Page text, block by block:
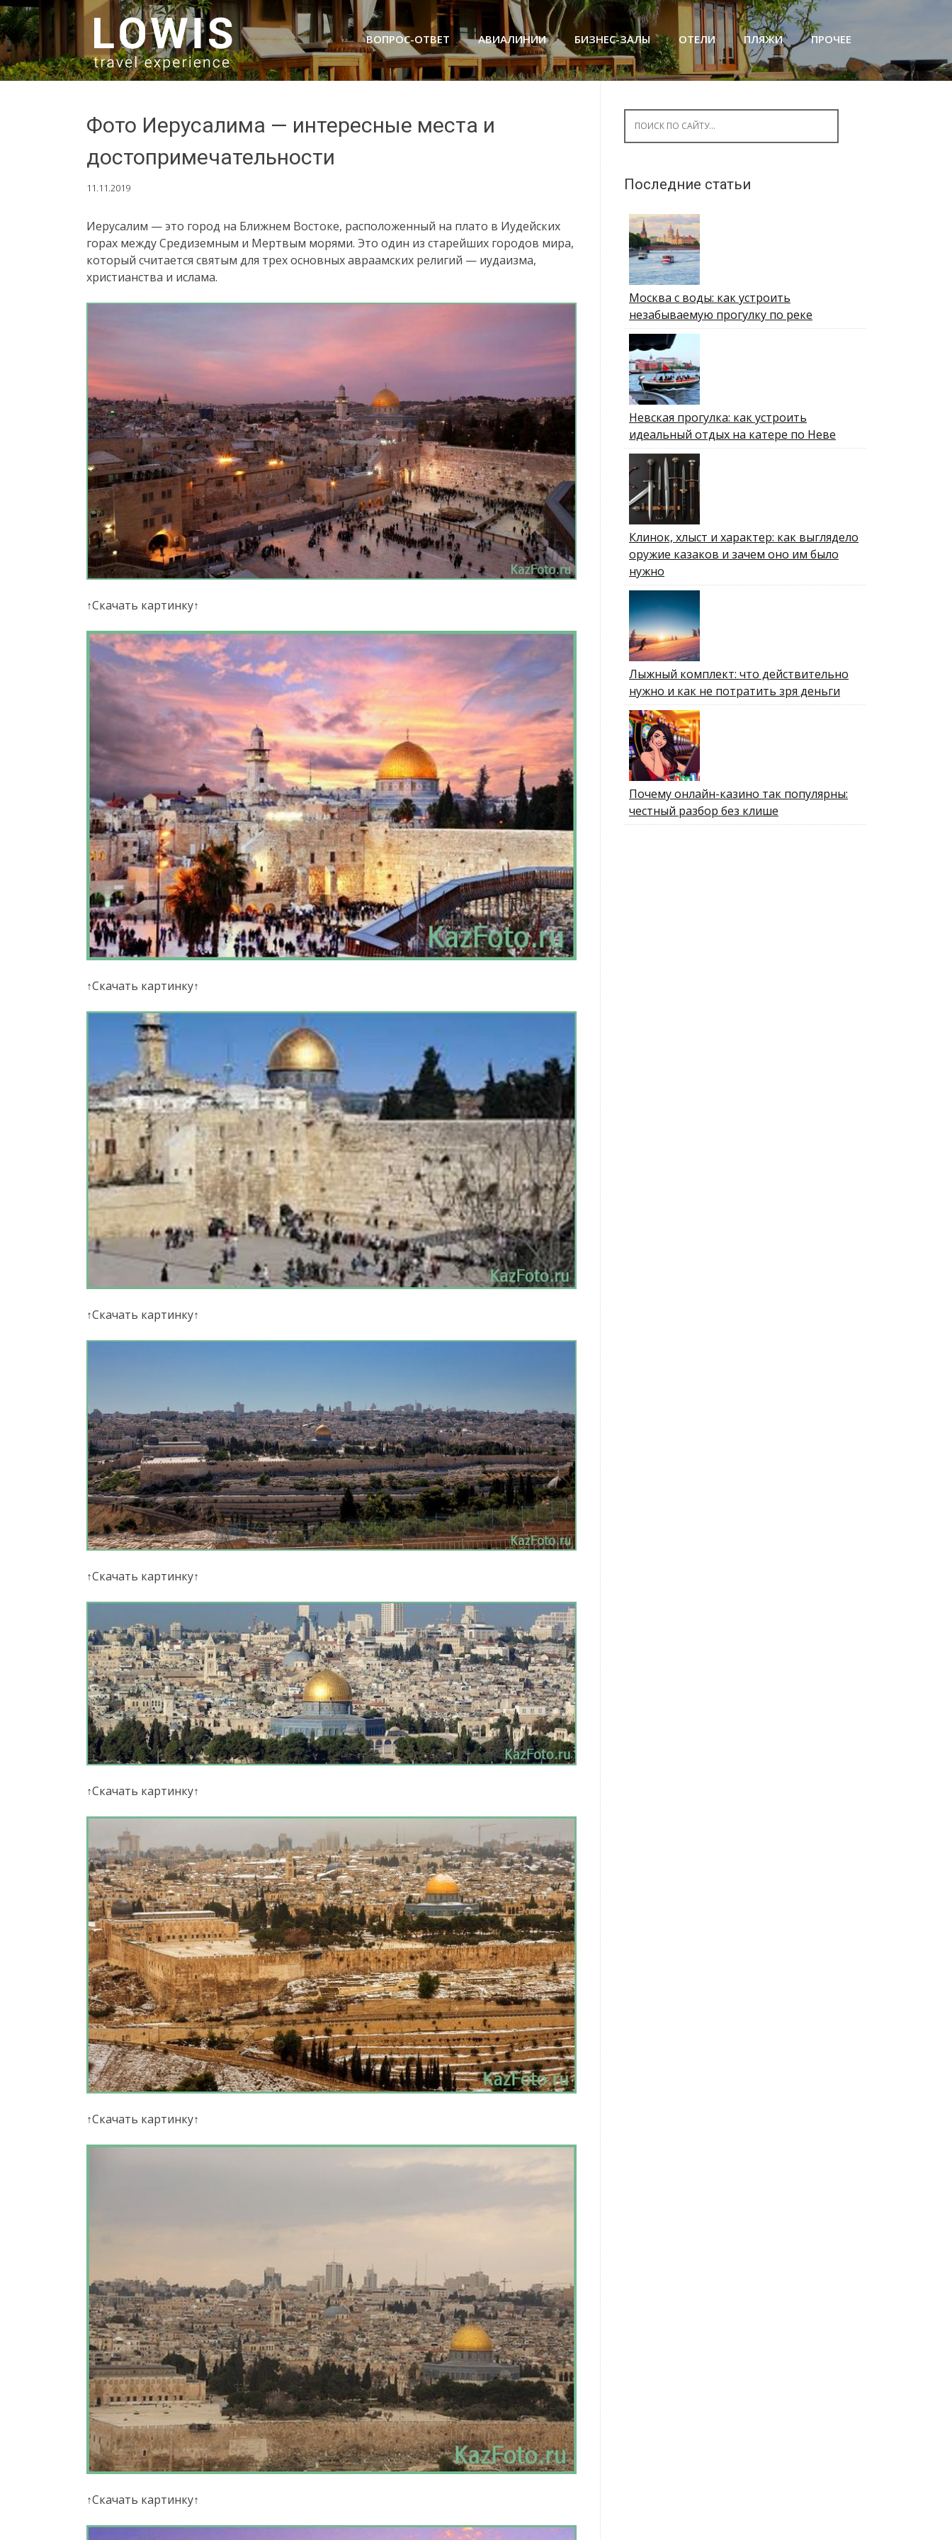
SKIP TO CONTENT ПРОЧЕЕ
ПЛЯЖИ
ОТЕЛИ
БИЗНЕС-ЗАЛЫ
АВИАЛИНИИ
ВОПРОС-ОТВЕТ
Фото Иерусалима — интересные места и
достопримечательности
11.11.2019
Иерусалим — это город на Ближнем Востоке, расположенный на плато в Иудейских
горах между Средиземным и Мертвым морями. Это один из старейших городов мира,
который считается святым для трех основных авраамских религий — иудаизма,
христианства и ислама.
↑Скачать картинку↑
↑Скачать картинку↑
↑Скачать картинку↑
↑Скачать картинку↑
↑Скачать картинку↑
↑Скачать картинку↑
↑Скачать картинку↑
Последние статьи
Москва с воды: как устроить
незабываемую прогулку по реке
Невская прогулка: как устроить
идеальный отдых на катере по Неве
Клинок, хлыст и характер: как выглядело
оружие казаков и зачем оно им было
нужно
Лыжный комплект: что действительно
нужно и как не потратить зря деньги
Почему онлайн-казино так популярны:
честный разбор без клише